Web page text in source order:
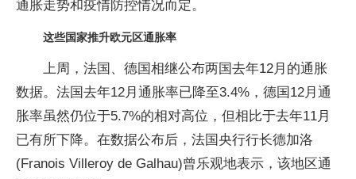
通胀走势和疫情防控情况而定。
这些国家推升欧元区通胀率
上周，法国、德国相继公布两国去年12月的通胀
数据。法国去年12月通胀率已降至3.4%，德国12月通
胀率虽然仍位于5.7%的相对高位，但相比于去年11月
已有所下降。在数据公布后，法国央行行长德加洛
(Franois Villeroy de Galhau)曾乐观地表示，该地区通